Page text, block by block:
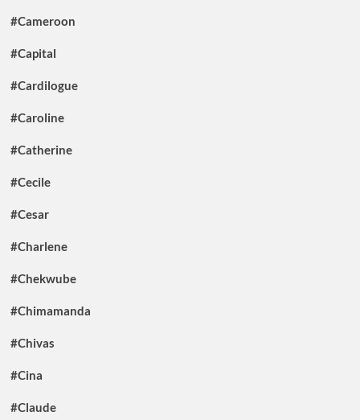
#Cameroon
#Capital
#Cardilogue
#Caroline
#Catherine
#Cecile
#Cesar
#Charlene
#Chekwube
#Chimamanda
#Chivas
#Cina
#Claude